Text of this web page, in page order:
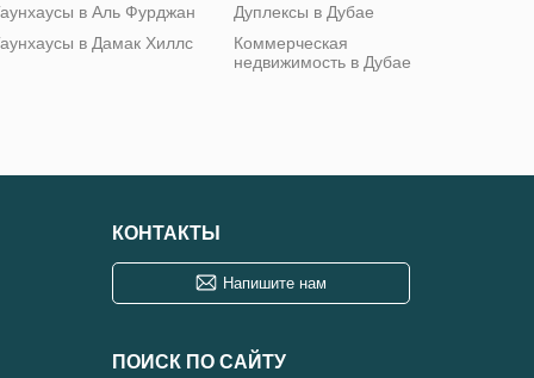
в Аль Фурджан
в Дамак Хиллс
Дуплексы в Дубае
Коммерческая
недвижимость в Дубае
КОНТАКТЫ
Напишите нам
ПОИСК ПО САЙТУ